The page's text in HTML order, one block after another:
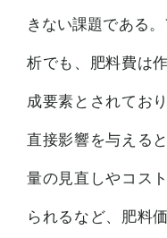
きない課題である
析でも、肥料費は
成要素とされてお
直接影響を与える
量の見直しやコス
られるなど、肥料